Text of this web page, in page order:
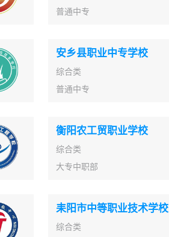
普通中专
安乡县职业中专学校
综合类
普通中专
衡阳农工贸职业学校
综合类
大专中职部
耒阳市中等职业技术学校
综合类